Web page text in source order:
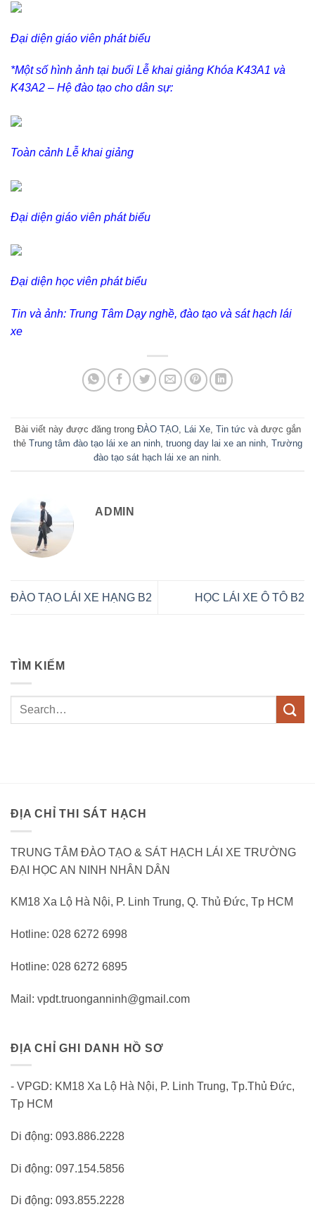
Đại diện giáo viên phát biểu
*Một số hình ảnh tại buổi Lễ khai giảng Khóa K43A1 và
K43A2 – Hệ đào tạo cho dân sự:
Toàn cảnh Lễ khai giảng
Đại diện giáo viên phát biểu
Đại diện học viên phát biểu
Tin và ảnh: Trung Tâm Dạy nghề, đào tạo và sát hạch lái
xe
Bài viết này được đăng trong ĐÀO TẠO, Lái Xe, Tin tức và được gắn
thẻ Trung tâm đào tạo lái xe an ninh, truong day lai xe an ninh, Trường
đào tạo sát hạch lái xe an ninh.
ADMIN
ĐÀO TẠO LÁI XE HẠNG B2 HỌC LÁI XE Ô TÔ B2
TÌM KIẾM
ĐỊA CHỈ THI SÁT HẠCH
TRUNG TÂM ĐÀO TẠO & SÁT HẠCH LÁI XE TRƯỜNG
ĐẠI HỌC AN NINH NHÂN DÂN
KM18 Xa Lộ Hà Nội, P. Linh Trung, Q. Thủ Đức, Tp HCM
Hotline: 028 6272 6998
Hotline: 028 6272 6895
Mail: vpdt.truonganninh@gmail.com
ĐỊA CHỈ GHI DANH HỒ SƠ
- VPGD: KM18 Xa Lộ Hà Nội, P. Linh Trung, Tp.Thủ Đức,
Tp HCM
Di động: 093.886.2228
Di động: 097.154.5856
Di động: 093.855.2228